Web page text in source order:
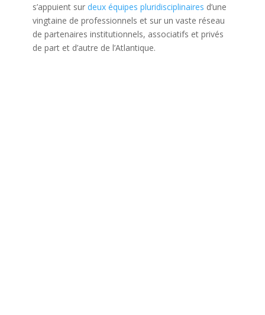
s’appuient sur deux équipes pluridisciplinaires d’une
vingtaine de professionnels et sur un vaste réseau
de partenaires institutionnels, associatifs et privés
de part et d’autre de l’Atlantique.